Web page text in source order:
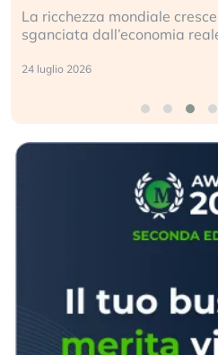
Gli investitori tech
geopolitico: il (…)
17 luglio 2026